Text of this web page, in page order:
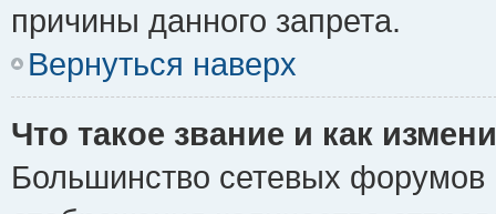
причины данного запрета.
Вернуться наверх
Что такое звание и как
Большинство сетевых форумов